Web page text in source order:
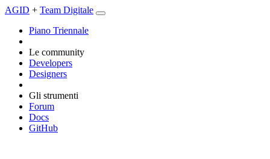
AGID + Team Digitale
Piano Triennale
Le community
Developers
Designers
Gli strumenti
Forum
Docs
GitHub